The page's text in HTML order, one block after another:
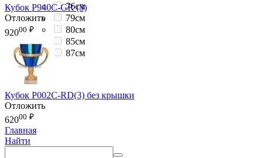
76см
79см
80см
85см
87см
Кубок P940C-GR (3)
Отложить
92000 ₽
Кубок P002C-RD(3) без крышки
Отложить
62000 ₽
Главная
Найти